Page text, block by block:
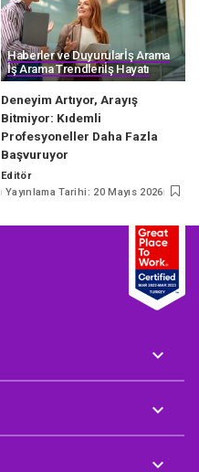
Haberler ve Duyurularİş Arama
İş Arama Trendleriİş Hayatı
Deneyim Artıyor, Arayış
Bitmiyor: Kıdemli
Profesyoneller Daha Fazla
Başvuruyor
Posted
by
Editör
Yayınlama Tarihi: 20 Mayıs 2026